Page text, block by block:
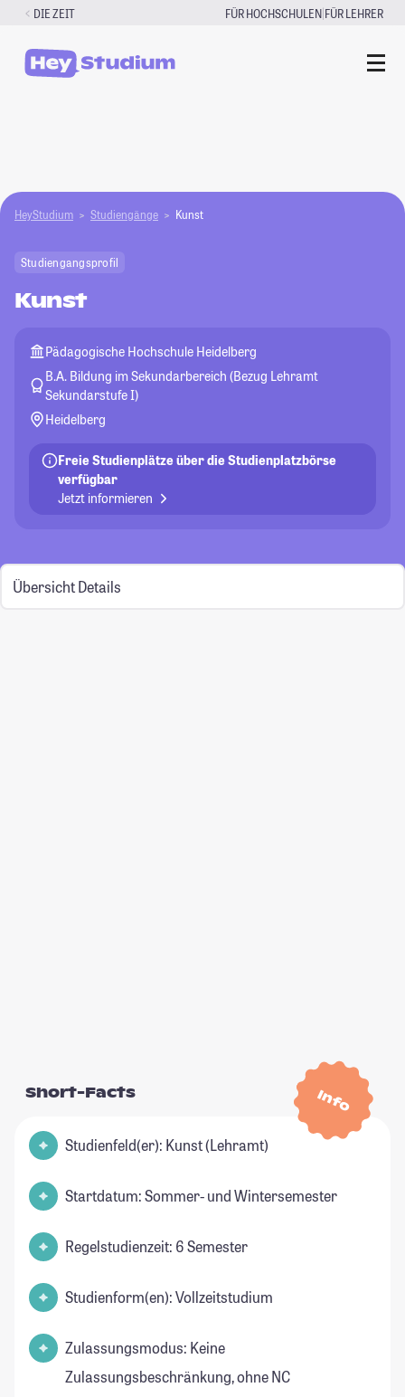
Zum
springen
DIE ZEIT FÜR HOCHSCHULEN|FÜR LEHRER
HeyStudium Studiengänge Kunst
Studiengangsprofil
Kunst
Pädagogische Hochschule Heidelberg
B.A. Bildung im Sekundarbereich (Bezug Lehramt
Sekundarstufe I)
Heidelberg
Freie Studienplätze über die Studienplatzbörse
verfügbar
Jetzt informieren
Übersicht Details
Info
Short-Facts
Studienfeld(er): Kunst (Lehramt)
Startdatum: Sommer- und Wintersemester
Regelstudienzeit: 6 Semester
Studienform(en): Vollzeitstudium
Zulassungsmodus: Keine
Zulassungsbeschränkung, ohne NC